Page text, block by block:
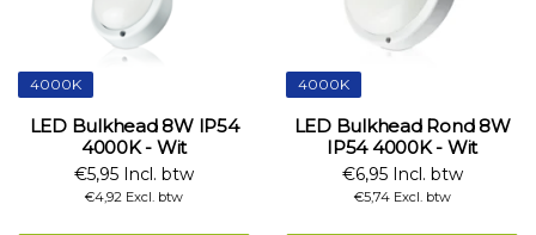
4000K
LED Bulkhead 8W IP54
4000K - Wit
€5,95 Incl. btw
€4,92 Excl. btw
4000K
LED Bulkhead Rond 8W
IP54 4000K - Wit
€6,95 Incl. btw
€5,74 Excl. btw